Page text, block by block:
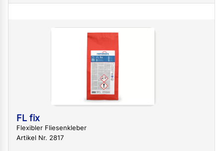
FL fix
Flexibler Fliesenkleber
Artikel Nr. 2817